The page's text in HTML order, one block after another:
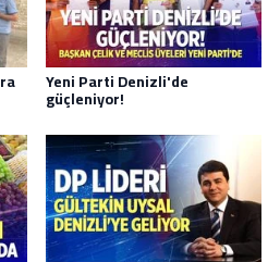
Yeni Parti Denizli'de
güçleniyor!